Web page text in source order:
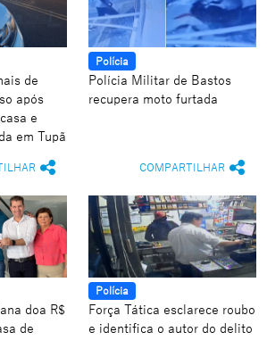
de
após
e
em Tupã
Polícia
Polícia Militar de Bastos
recupera moto furtada
COMPARTILHAR
doa R$
de
Polícia
Força Tática esclarece roubo
e identifica o autor do delito